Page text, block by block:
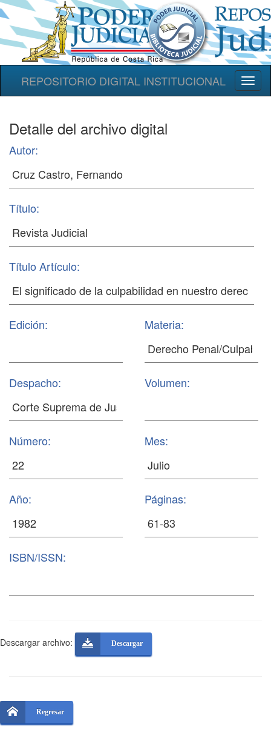
REPOSITORIO DIGITAL INSTITUCIONAL
Detalle del archivo digital
Autor:
Título:
Título Artículo:
Edición: Materia:
Despacho: Volumen:
Número: Mes:
Año: Páginas:
ISBN/ISSN:
Descargar archivo: Descargar
Regresar